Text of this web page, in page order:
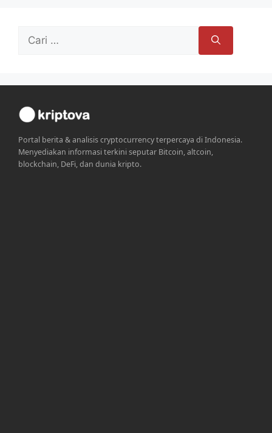
untuk:
Portal berita & analisis cryptocurrency terpercaya di Indonesia.
Menyediakan informasi terkini seputar Bitcoin, altcoin,
blockchain, DeFi, dan dunia kripto.